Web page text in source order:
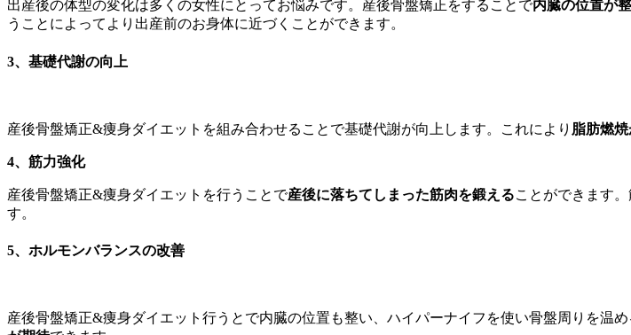
出産後の体型の変化は多くの女性にとってお悩みです。産後骨盤矯正をすることで内臓の位置が
うことによってより出産前のお身体に近づくことができます。
3、基礎代謝の向上
産後骨盤矯正&痩身ダイエットを組み合わせることで基礎代謝が向上します。これにより 脂肪燃
4、筋力強化
産後骨盤矯正&痩身ダイエットを行うことで産後に落ちてしまった筋肉を鍛えることができます
す。
5、ホルモンバランスの改善
産後骨盤矯正&痩身ダイエット行うとで内臓の位置も整い、ハイパーナイフを使い骨盤周りを温